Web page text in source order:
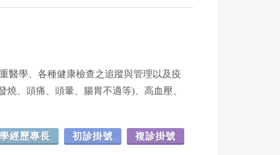
醫學、各種健康檢查之追蹤與管理以及疫
、頭痛、頭暈、腸胃不適等)、高血壓、
學經歷專長 初診掛號 複診掛號